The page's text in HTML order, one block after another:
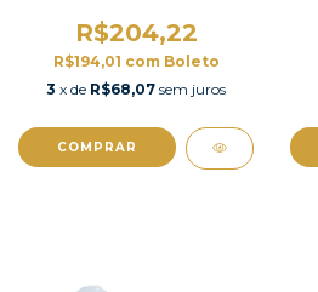
R$204,22
R$194,01 com Boleto
3 x de R$68,07 sem juros
COMPRAR